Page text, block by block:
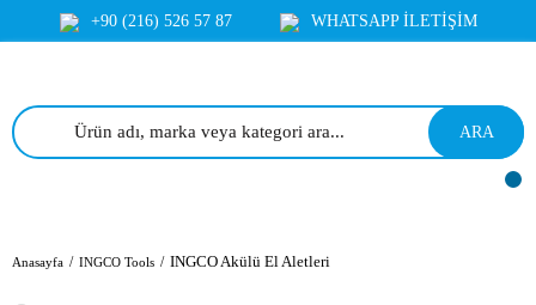
+90 (216) 526 57 87 WHATSAPP İLETİŞİM
ARA
Anasayfa INGCO Tools INGCO Akülü El Aletleri